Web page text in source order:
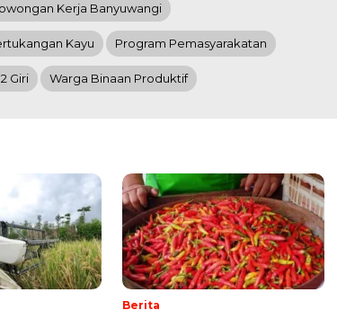
Kerja Banyuwangi
Kayu Program Pemasyarakatan
Giri Warga Binaan Produktif
Berita